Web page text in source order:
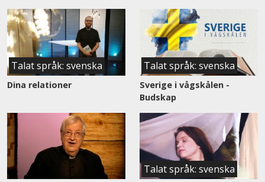
Talat språk: svenska
Dina relationer
Talat språk: svenska
Sverige i vågskålen -
Budskap
Talat språk: svenska